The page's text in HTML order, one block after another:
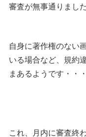
審査が無事通りました
自身に著作権のない
いる場合など、規約
まあるようです・・・
これ、月内に審査終